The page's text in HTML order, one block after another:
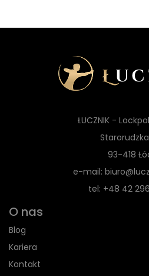
ŁUCZNIK -
Starorudzka
93-418
e-mail:
tel: +48 42
O nas
Blog
Kariera
Kontakt